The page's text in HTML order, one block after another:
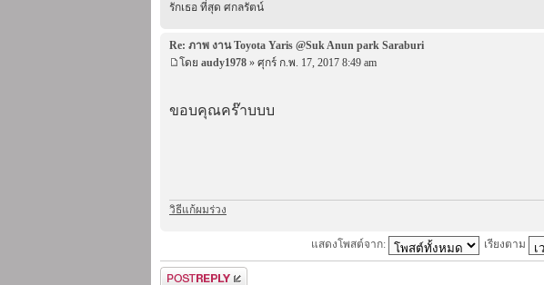
รักเธอ ที่สุด ศกลรัตน์
Re: ภาพ งาน Toyota Yaris @Suk Anun park Saraburi
โดย audy1978 » ศุกร์ ก.พ. 17, 2017 8:49 am
ขอบคุณคร๊าบบบ
วิธีแก้ผมร่วง
แสดงโพสต์จาก: เรียงตาม
ตอบกระทู้